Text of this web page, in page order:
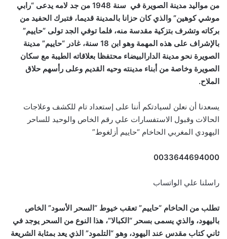
من مواليد مدينة الصويرة في سنة 1948 من جد لامه يدعى “رابي
موشي كوهين” والذي كان حزانا بالمدينة قديما، فتبرك الحفيد من
بركاته وتشرف بتزكية مقدسة منه، فلما توفي الجد تولى “حاييم”
بالإشراف على هذه المهمة وهو ابن 18 سنة، غادر “حاييم” مدينة
الصويرة نحو مدينة الدارالبيضاء محتفظا بعلاقاته الطيبة مع سكان
الصويرة وخاصة من أبناء مدينته وحيه القديم وعلى رأسهم حلاق
الملاح.
يسعدنا أن نعلن لسيادتكم أننا على إستعداد تام للكشف وعلاجات
الحالات وقبول الاستفسارات علي رقم الخاص والوحيد للساحر
اليهودي المغربي الحاخام “حاييم أزلغوط”
0033644694000
راسلنا علي الواتساب
تطلب من الحاخام “حاييم” تعقب خيوط “السحر الأسود” الخاص
باليهود، والذي يسمى بسحر “الكبالا”، هذا النوع من السحر يوجد في
ثاني كتاب مقدس عند اليهود، وهو “التلمود” الذي يعد بمثابة الشريعة